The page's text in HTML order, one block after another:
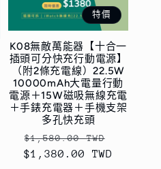
特價
K08無敵萬能器【十合一
插頭可分快充行動電源】
（附2條充電線）22.5W
10000mAh大電量行動
電源＋15W磁吸無線充電
＋手錶充電器＋手機支架
多孔快充頭
定
價
$1,580.00 TWD
$1,380.00 TWD